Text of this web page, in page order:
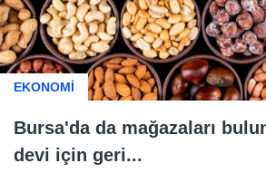
EKONOMİ
Bursa'da da mağazaları
devi için geri...